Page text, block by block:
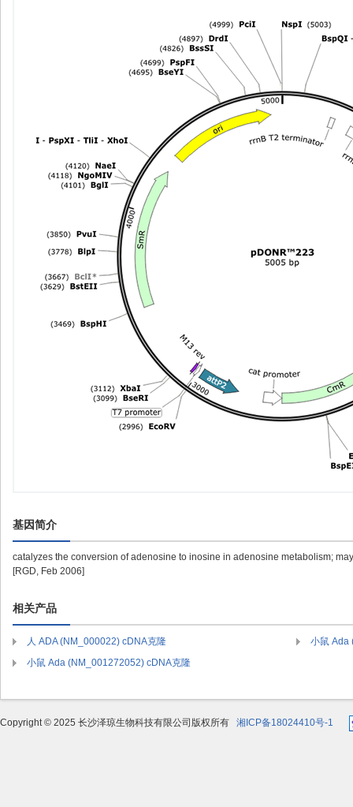
基因简介
catalyzes the conversion of adenosine to inosine in adenosine metabolism;
[RGD, Feb 2006]
相关产品
人 ADA (NM_000022) cDNA克隆
小鼠 Ada
小鼠 Ada (NM_001272052) cDNA克隆
Copyright © 2025 长沙泽琼生物科技有限公司版权所有 湘ICP备18024410号-1